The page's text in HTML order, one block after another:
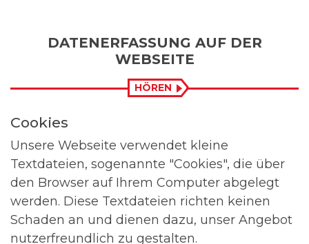
DATENERFASSUNG AUF DER
WEBSEITE
HÖREN
Cookies
Unsere Webseite verwendet kleine
Textdateien, sogenannte "Cookies", die über
den Browser auf Ihrem Computer abgelegt
werden. Diese Textdateien richten keinen
Schaden an und dienen dazu, unser Angebot
nutzerfreundlich zu gestalten.